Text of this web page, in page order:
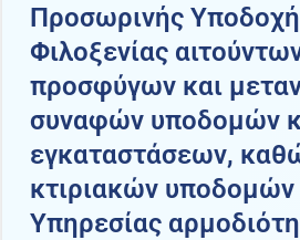
Προσωρινής
Φιλοξενίας
προσφύγων και
συναφών υποδομών
εγκαταστάσεων,
κτιριακών
Υπηρεσίας